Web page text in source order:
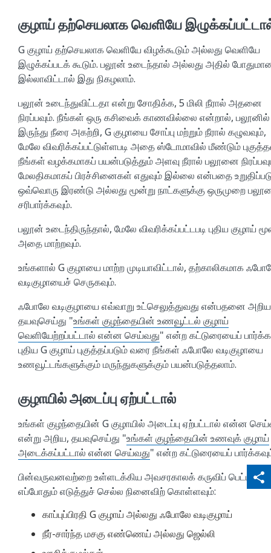
share
qr_code_scanner
content_copy
குழாய் தற்செயலாக வெளியே
G குழாய் தற்செயலாக வெளியே விழக்கூடும் அல்லது வெளியே
இழுக்கப்படக் கூடும். பலூன் உடைந்தால் அல்லது அதில்
இல்லாவிட்டால் இது நிகழலாம்.
பலூன் உடைந்துவிட்டதா என்று சோதிக்க, 5 மிலி நீரால் அதனை
நிரப்பவும். நீங்கள் ஒரு கசிவைக் காணவில்லை என்றால், பலூனில்
இருந்து நீரை அகற்றி, G குழாயை சோப்பு மற்றும் நீரால் கழுவவும்,
மேலே விவரிக்கப்பட்டுள்ளபடி அதை ஸ்டோமாவில் மீண்டும்
நீங்கள் வழக்கமாகப் பயன்படுத்தும் அளவு நீரால் பலூனை
மேலதிகமாகப் பிரச்சினைகள் எதுவும் இல்லை என்பதை
ஒவ்வொரு இரண்டு அல்லது மூன்று நாட்களுக்கு ஒருமுறை
சரிபார்க்கவும்.
பலூன் உடைந்திருந்தால், மேலே விவரிக்கப்பட்டபடி புதிய குழாய்
அதை மாற்றவும்.
உங்களால் G குழாயை மாற்ற முடியாவிட்டால், தற்காலிகமாக
வடிகுழாயைச் செருகவும்.
ஃபோலே வடிகுழாயை எவ்வாறு உட்செலுத்துவது என்பதனை
தயவுசெய்து "உங்கள் குழந்தையின் உணவூட்டல் குழாய்
வெளியேற்றப்பட்டால் என்ன செய்வது" என்ற கட்டுரையைப்
புதிய G குழாய் புகுத்தப்படும் வரை நீங்கள் ஃபோலே வடிகுழாயை
உணவூட்டங்களுக்கும் மருந்துகளுக்கும் பயன்படுத்தலாம்.
குழாயில் அடைப்பு ஏற்பட்டால்
உங்கள் குழந்தையின் G குழாயில் அடைப்பு ஏற்பட்டால் என்ன
என்று அறிய, தயவுசெய்து "உங்கள் குழந்தையின் உணவுக் குழாய்
அடைக்கப்பட்டால் என்ன செய்வது" என்ற கட்டுரையைப்
பின்வருவனவற்றை உள்ளடக்கிய அவசரகாலக் கருவிப் பெட்டியை
எப்போதும் எடுத்துச் செல்ல நினைவிற் கொள்ளவும்:
காப்புப்பிரதி G குழாய் அல்லது ஃபோலே வடிகுழாய்
நீர்-சார்ந்த மசகு எண்ணெய் அல்லது ஜெல்லி